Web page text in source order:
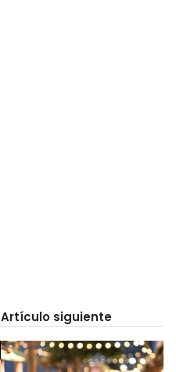
Artículo siguiente